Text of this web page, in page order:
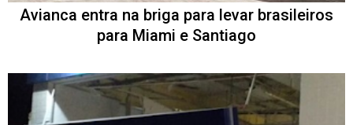
Avianca entra na briga para levar brasileiros
para Miami e Santiago